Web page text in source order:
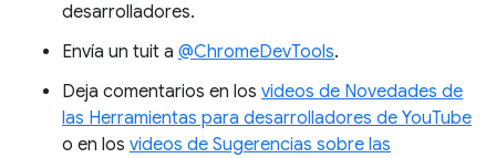
desarrolladores.
Envía un tuit a @ChromeDevTools.
Deja comentarios en los videos de Novedades de
las Herramientas para desarrolladores de YouTube
o en los videos de Sugerencias sobre las